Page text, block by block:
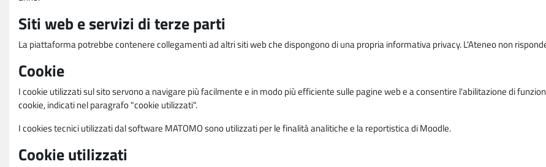
Siti web e servizi di terze parti
La piattaforma potrebbe contenere collegamenti ad altri siti web che dispongono di una propria informativa privacy. L'Ateneo non
Cookie
I cookie utilizzati sul sito servono a navigare più facilmente e in modo più efficiente sulle pagine web e a consentire l'abilitazione di
cookie, indicati nel paragrafo "cookie utilizzati".
I cookies tecnici utilizzati dal software MATOMO sono utilizzati per le finalità analitiche e la reportistica di Moodle.
Cookie utilizzati